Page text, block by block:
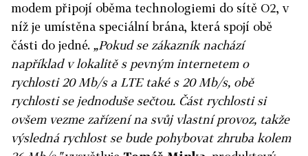
modem připojí oběma technologiemi do sítě O2, v
níž je umístěna speciální brána, která spojí obě
části do jedné. „Pokud se zákazník nachází
například v lokalitě s pevným internetem o
rychlosti 20 Mb/s a LTE také s 20 Mb/s, obě
rychlosti se jednoduše sečtou. Část rychlosti si
ovšem vezme zařízení na svůj vlastní provoz, takže
výsledná rychlost se bude pohybovat zhruba kolem